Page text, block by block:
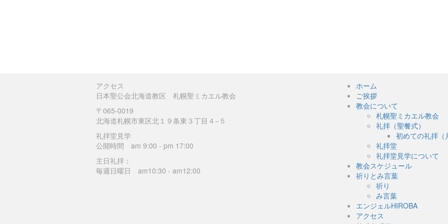
アクセス
日本聖公会北海道教区 札幌聖ミカエル教会
〒065-0019
北海道札幌市東区北１９条東３丁目４−５
礼拝堂見学
公開時間 am 9:00 - pm 17:00
主日礼拝：
毎週日曜日 am10:30 - am12:00
ホーム
ご挨拶
教会について
札幌聖ミカエル教会
礼拝（聖餐式）
初めての礼拝（
礼拝堂
礼拝堂見学について
教会スケジュール
祈りとみ言葉
祈り
み言葉
エンジェルHIROBA
アクセス